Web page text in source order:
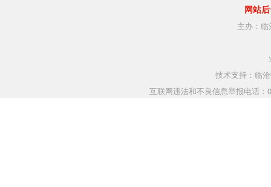
网站
主办：
技术支持：临
互联网违法和不良信息举报电话